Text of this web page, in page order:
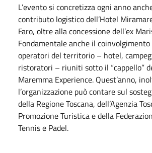
L’evento si concretizza ogni anno
contributo logistico dell’Hotel
Faro, oltre alla concessione dell’ex
Fondamentale anche il
operatori del territorio – hotel,
ristoratori – riuniti sotto il “cappello”
Maremma Experience. Quest’anno,
l’organizzazione può contare sul
della Regione Toscana, dell’Agenzia
Promozione Turistica e della
Tennis e Padel.